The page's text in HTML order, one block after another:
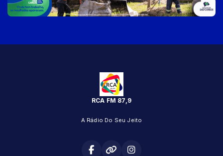
RCA FM 87,9
A Rádio Do Seu Jeito